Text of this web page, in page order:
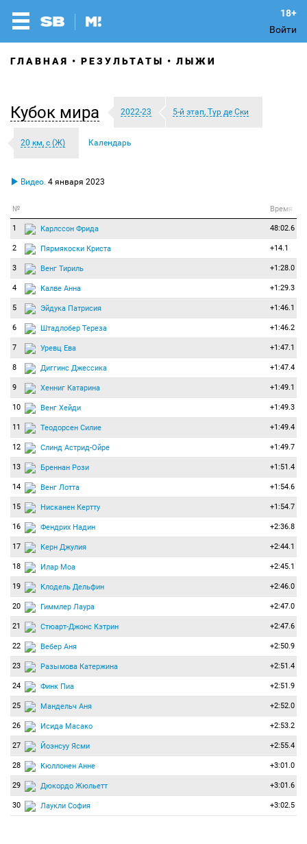
Войти
ГЛАВНАЯ РЕЗУЛЬТАТЫ ЛЫЖИ
Кубок мира 2022-23 5-й этап, Тур де Ски
20 км, с (Ж) Календарь
Видео. 4 января 2023
№ Время
1 Карлссон Фрида 48:02.6
2 Пярмякоски Криста +14.1
3 Венг Тириль +1:28.0
4 Калве Анна +1:29.3
5 Эйдука Патрисия +1:46.1
6 Штадлобер Тереза +1:46.2
7 Уревц Ева +1:47.1
8 Диггинс Джессика +1:47.4
9 Хенниг Катарина +1:49.1
10 Венг Хейди +1:49.3
11 Теодорсен Силие +1:49.4
12 Слинд Астрид-Ойре +1:49.7
13 Бреннан Рози +1:51.4
14 Венг Лотта +1:54.6
15 Нисканен Кертту +1:54.7
16 Фендрих Надин +2:36.8
17 Керн Джулия +2:44.1
18 Илар Моа +2:45.1
19 Клодель Дельфин +2:46.0
20 Гиммлер Лаура +2:47.0
21 Стюарт-Джонс Кэтрин +2:47.6
22 Вебер Аня +2:50.9
23 Разымова Катержина +2:51.4
24 Финк Пиа +2:51.9
25 Мандельч Аня +2:52.0
26 Исида Масако +2:53.2
27 Йоэнсуу Ясми +2:55.4
28 Кюллонен Анне +3:01.0
29 Дюкордо Жюльетт +3:01.6
30 Лаукли София +3:02.5